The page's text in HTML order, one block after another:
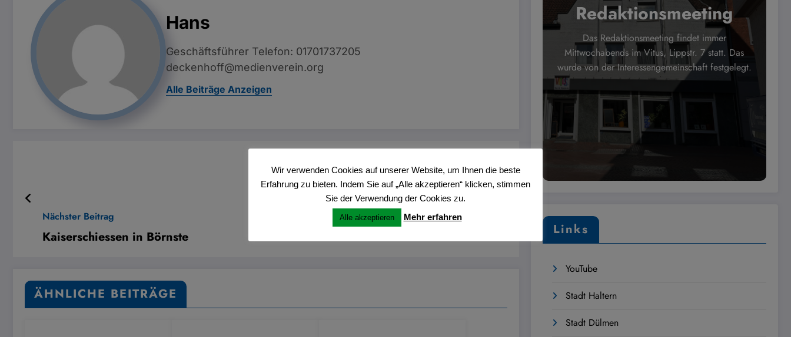
Hans
Geschäftsführer Telefon: 01701737205
deckenhoff@medienverein.org
Alle Beiträge Anzeigen
Ehrenamtspreis 2025
Nächster Beitrag
Kaiserschiessen in Börnste
ÄHNLICHE BEITRÄGE
Redaktionsmeeting
Das Redaktionsmeeting findet immer
Mittwochabends im Vitus, Lippstr. 7 statt. Das
wurde von der Interessengemeinschaft festgelegt.
Links
YouTube
Stadt Haltern
Stadt Dülmen
Wir verwenden Cookies auf unserer Website, um Ihnen die beste
Erfahrung zu bieten. Indem Sie auf „Alle akzeptieren“ klicken, stimmen
Sie der Verwendung der Cookies zu.
Alle akzeptieren Mehr erfahren